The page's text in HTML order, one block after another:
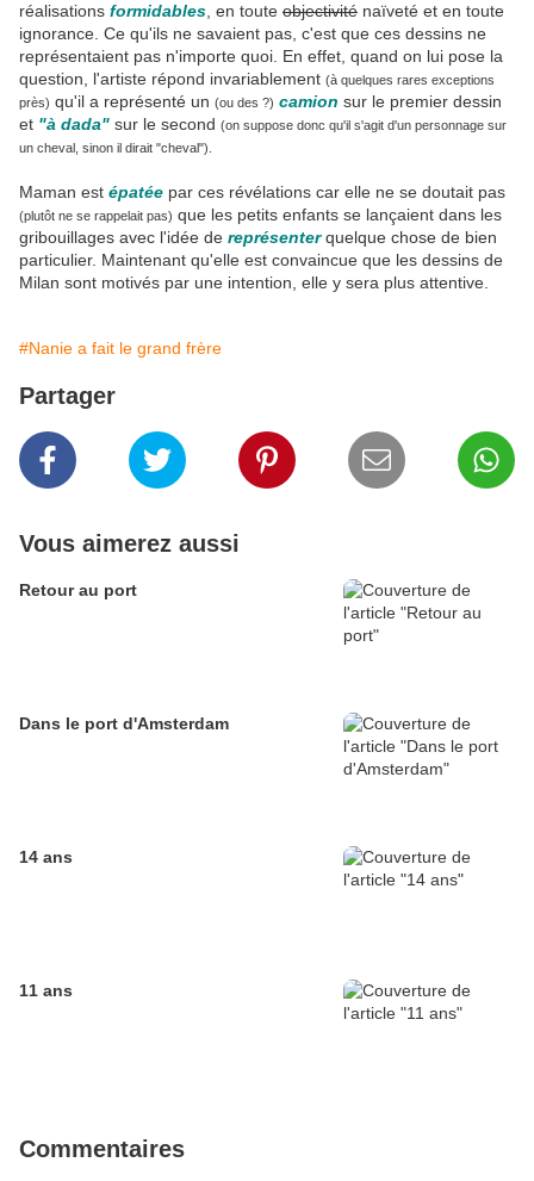
réalisations formidables , en toute objectivité naïveté et en toute
ignorance. Ce qu'ils ne savaient pas, c'est que ces dessins ne
représentaient pas n'importe quoi. En effet, quand on lui pose la
question, l'artiste répond invariablement (à quelques rares exceptions
près) qu'il a représenté un (ou des ?) camion sur le premier dessin
et "à dada" sur le second (on suppose donc qu'il s'agit d'un personnage sur
un cheval, sinon il dirait "cheval").
Maman est épatée par ces révélations car elle ne se doutait pas
(plutôt ne se rappelait pas) que les petits enfants se lançaient dans les
gribouillages avec l'idée de représenterquelque chose de bien
particulier. Maintenant qu'elle est convaincue que les dessins de
Milan sont motivés par une intention, elle y sera plus attentive.
#Nanie a fait le grand frère
Partager
Vous aimerez aussi
Retour au port
Dans le port d'Amsterdam
14 ans
11 ans
Commentaires